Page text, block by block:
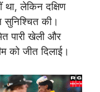
लेकिन दक्षिण
की।
पारी खेली और
को जीत दिलाई।